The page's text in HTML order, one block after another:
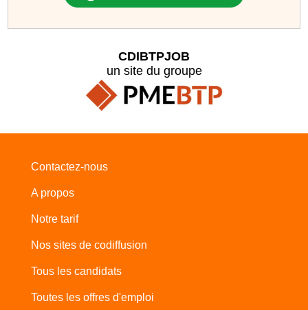
CDIBTPJOB
un site du groupe
Contactez-nous
A propos
Notre tarif
Nos sites de codiffusion
Tous les candidats
Toutes les offres d'emploi